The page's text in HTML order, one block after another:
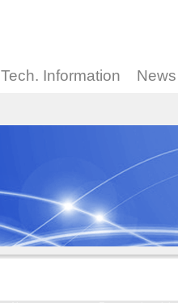
Tech. Information News